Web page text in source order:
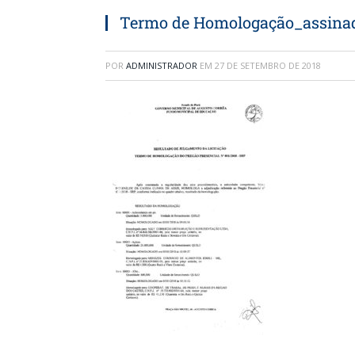
Termo de
POR ADMINISTRADOR EM 27 DE SETEMBRO DE 2018